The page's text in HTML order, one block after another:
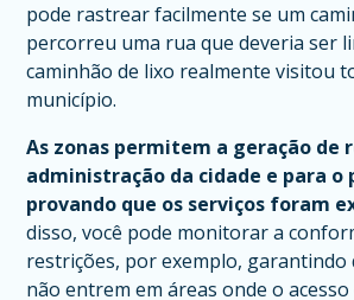
pode rastrear facilmente se um
percorreu uma rua que deveria ser
caminhão de lixo realmente visitou
município.
As zonas permitem a geração de
administração da cidade e para o
provando que os serviços foram
disso, você pode monitorar a
restrições, por exemplo, garantindo
não entrem em áreas onde o